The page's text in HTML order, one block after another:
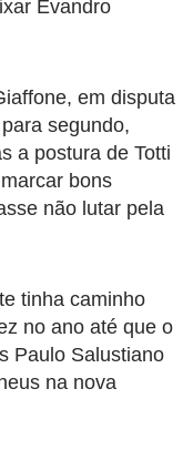
Evandro
em disputa
segundo,
a postura de Totti
bons
não lutar pela
tinha caminho
no ano até que o
Paulo Salustiano
na nova